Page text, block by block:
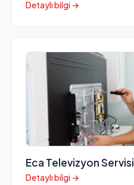
Detaylı bilgi →
Eca Televizyon Servisi
Detaylı bilgi →